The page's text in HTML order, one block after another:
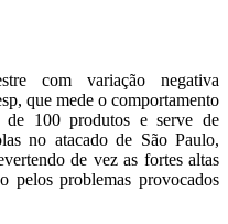
com variação negativa
que mede o comportamento
100 produtos e serve de
no atacado de São Paulo,
de vez as fortes altas
problemas provocados